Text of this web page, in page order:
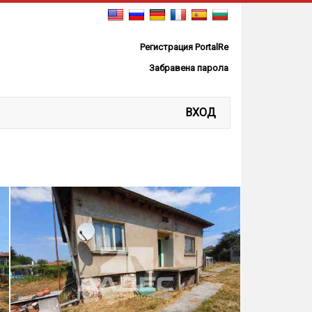
Регистрация PortalRe
Забравена парола
ВХОД